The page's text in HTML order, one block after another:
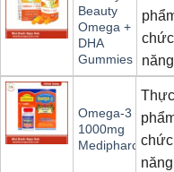
Beauty
Omega +
DHA
Gummies
chức
năng
Omega-3
1000mg
Medipharco
Thực
chức
năng